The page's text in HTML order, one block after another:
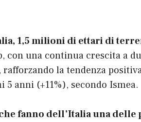
1,5 milioni di ettari di
con una continua crescita a
rafforzando la tendenza
5 anni (+11%), secondo Ismea.
fanno dell’Italia una